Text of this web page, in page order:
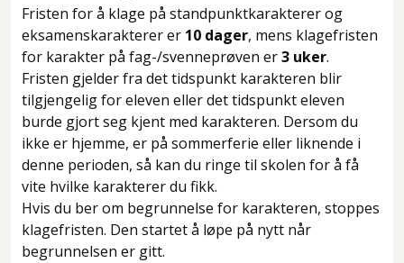
Fristen for å klage på standpunktkarakterer og
eksamenskarakterer er 10 dager, mens klagefristen
for karakter på fag-/svenneprøven er3 uker.
Fristen gjelder fra det tidspunkt karakteren blir
tilgjengelig for eleven eller det tidspunkt eleven
burde gjort seg kjent med karakteren. Dersom du
ikke er hjemme, er på sommerferie eller liknende i
denne perioden, så kan du ringe til skolen for å få
vite hvilke karakterer du fikk.
Hvis du ber om begrunnelse for karakteren, stoppes
klagefristen. Den startet å løpe på nytt når
begrunnelsen er gitt.